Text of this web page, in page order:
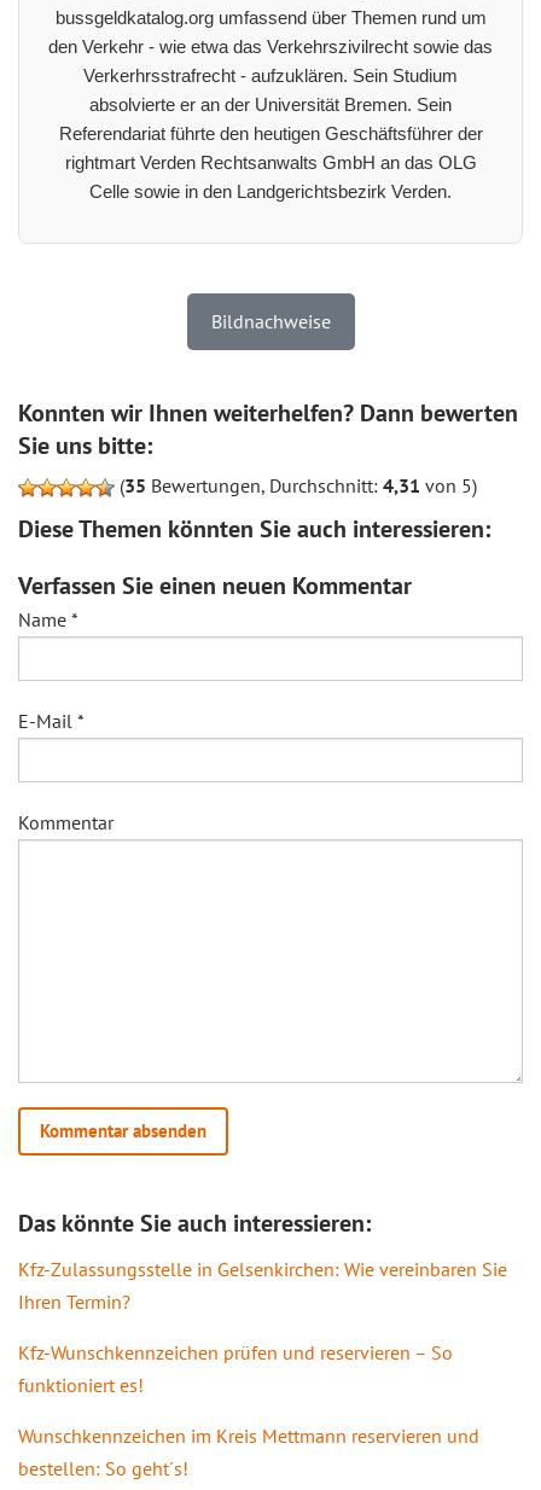
bussgeldkatalog.org umfassend über Themen rund um
den Verkehr - wie etwa das Verkehrszivilrecht sowie das
Verkerhrsstrafrecht - aufzuklären. Sein Studium
absolvierte er an der Universität Bremen. Sein
Referendariat führte den heutigen Geschäftsführer der
rightmart Verden Rechtsanwalts GmbH an das OLG
Celle sowie in den Landgerichtsbezirk Verden.
Bildnachweise
Konnten wir Ihnen weiterhelfen? Dann bewerten
Sie uns bitte:
(35 Bewertungen, Durchschnitt: 4,31 von 5)
Diese Themen könnten Sie auch interessieren:
Verfassen Sie einen neuen Kommentar
Name *
E-Mail *
Kommentar
Das könnte Sie auch interessieren:
Kfz-Zulassungsstelle in Gelsenkirchen: Wie vereinbaren Sie
Ihren Termin?
Kfz-Wunschkennzeichen prüfen und reservieren – So
funktioniert es!
Wunschkennzeichen im Kreis Mettmann reservieren und
bestellen: So geht´s!